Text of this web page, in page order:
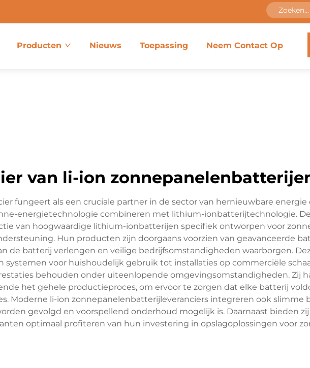
Producten Nieuws Toepassing Neem Contact Op
van li-ion
fungeert als een cruciale partner in de sector van hernieuwbare
energietechnologie combineren met lithium-ionbatterijtechnologie.
van hoogwaardige lithium-ionbatterijen specifiek ontworpen voor
Hun producten zijn doorgaans voorzien van geavanceerde
de batterij verlengen en veilige bedrijfsomstandigheden waarborgen.
systemen voor huishoudelijk gebruik tot installaties op commerciële
behouden onder uiteenlopende omgevingsomstandigheden. Zij
het gehele productieproces, om ervoor te zorgen dat elke batterij
Moderne li-ion zonnepanelenbatterijleveranciers integreren ook slimme
gevolgd en voorspellend onderhoud mogelijk is. Daarnaast bieden
optimaal profiteren van hun investering in opslagoplossingen voor